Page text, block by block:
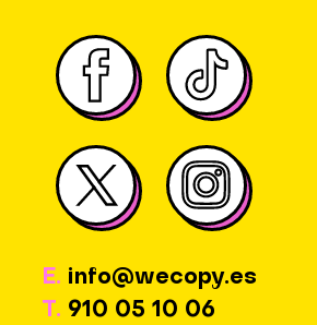
E. info@wecopy.es
T. 910 05 10 06